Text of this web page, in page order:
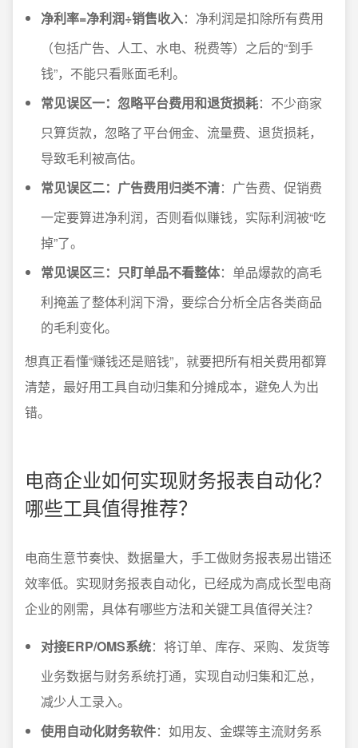
净利率=净利润÷销售收入：净利润是扣除所有费用
（包括广告、人工、水电、税费等）之后的“到手
钱”，不能只看账面毛利。
常见误区一：忽略平台费用和退货损耗：不少商家
只算货款，忽略了平台佣金、流量费、退货损耗，
导致毛利被高估。
常见误区二：广告费用归类不清：广告费、促销费
一定要算进净利润，否则看似赚钱，实际利润被“吃
掉”了。
常见误区三：只盯单品不看整体：单品爆款的高毛
利掩盖了整体利润下滑，要综合分析全店各类商品
的毛利变化。
想真正看懂“赚钱还是赔钱”，就要把所有相关费用都算
清楚，最好用工具自动归集和分摊成本，避免人为出
错。
电商企业如何实现财务报表自动化？
哪些工具值得推荐？
电商生意节奏快、数据量大，手工做财务报表易出错还
效率低。实现财务报表自动化，已经成为高成长型电商
企业的刚需，具体有哪些方法和关键工具值得关注？
对接ERP/OMS系统：将订单、库存、采购、发货等
业务数据与财务系统打通，实现自动归集和汇总，
减少人工录入。
使用自动化财务软件：如用友、金蝶等主流财务系